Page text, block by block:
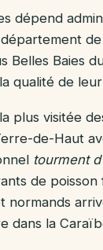
dépend
Belles Baies
qualité de
plus visitée
de-Haut
tourment
de
normands
dans la